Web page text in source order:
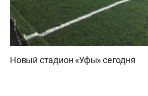
Новый стадион «Уфы» сегодня